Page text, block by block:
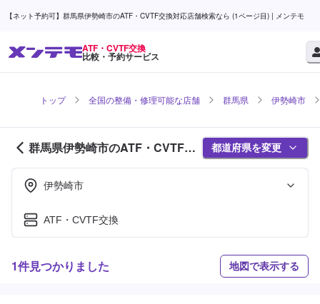
【ネット予約可】群馬県伊勢崎市のATF・CVTF交換対応店舗検索なら (1ページ目) | メンテモ
ATF・CVTF交換
比較・予約サービス
トップ 全国の整備・修理可能な店舗 群馬県 伊勢崎市
群馬県伊勢崎市のATF・CVTF交
換対応店舗紹介 (1ページ目)
都道府県を変更
伊勢崎市
ATF・CVTF交換
1件見つかりました 地図で表示する